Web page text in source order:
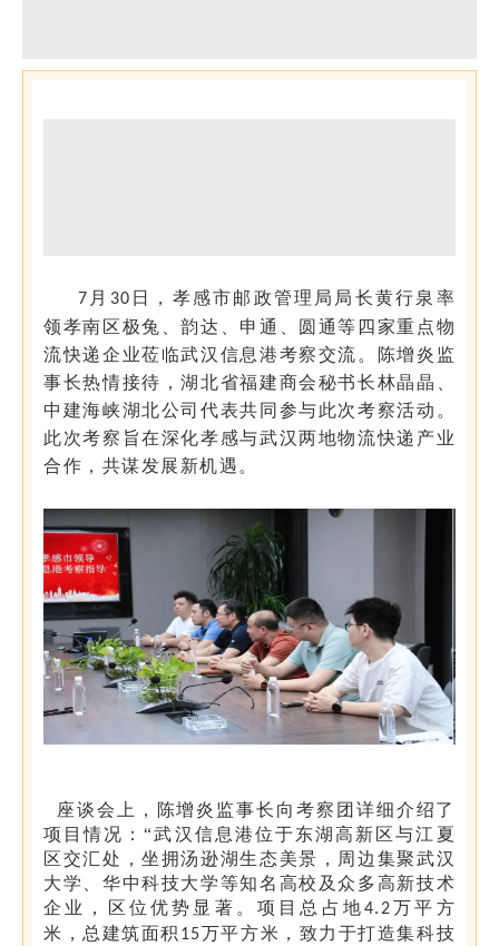
7 月 30 日，孝感市邮政管理局局长黄行泉率
领孝南区极兔、韵达、申通、圆通等四家重点物
流快递企业莅临武汉信息港考察交流。陈增炎监
事长热情接待，湖北省福建商会秘书长林晶晶、
中建海峡湖北公司代表共同参与此次考察活动。
此次考察旨在深化孝感与武汉两地物流快递产业
合作，共谋发展新机遇。
座谈会上，陈增炎监事长向考察团详细介绍了
项目情况：“武汉信息港位于东湖高新区与江夏
区交汇处，坐拥汤逊湖生态美景，周边集聚武汉
大学、华中科技大学等知名高校及众多高新技术
企业，区位优势显著。项目总占地4.2 万平方
米，总建筑面积 15 万平方米，致力于打造集科技